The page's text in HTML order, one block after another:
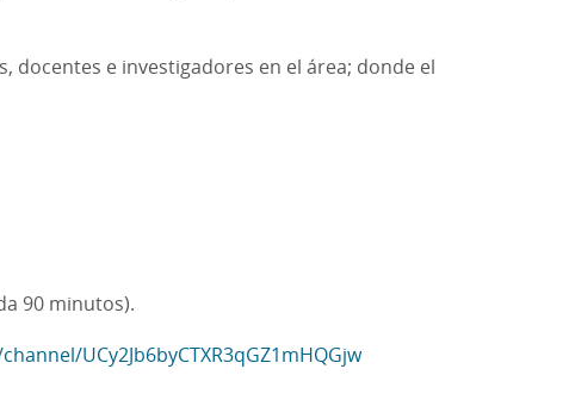
e investigadores en el área; donde el
90 minutos).
UCy2Jb6byCTXR3qGZ1mHQGjw